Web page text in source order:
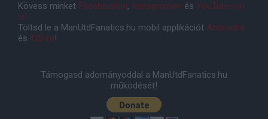
Kövess minket Facebookon, Instagramon és YouTube-on
is!
Töltsd le a ManUtdFanatics.hu mobil applikációt Androidra
és iOS-re!
Támogasd adományoddal a ManUtdFanatics.hu
működését!